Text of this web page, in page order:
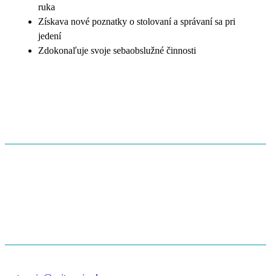
ruka
Získava nové poznatky o stolovaní a správaní sa pri
jedení
Zdokonaľuje svoje sebaobslužné činnosti